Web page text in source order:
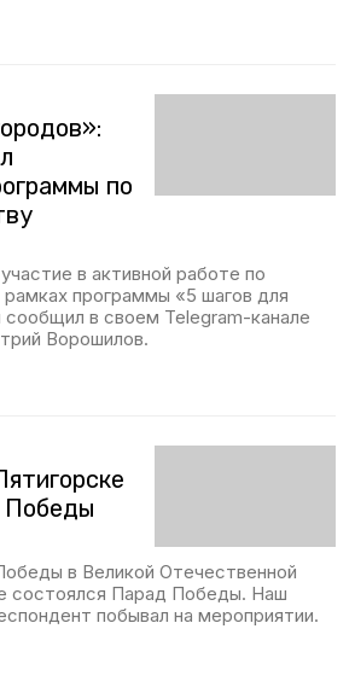
по
в активной работе по
рамках программы «5 шагов для
в своем Telegram-канале
Ворошилов.
Победы
в Великой Отечественной
состоялся Парад Победы. Наш
побывал на мероприятии.